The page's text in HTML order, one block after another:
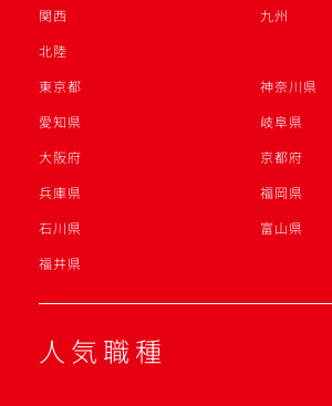
関西
九州
北陸
東京都
神奈川県
愛知県
岐阜県
大阪府
京都府
兵庫県
福岡県
石川県
富山県
福井県
人気職種